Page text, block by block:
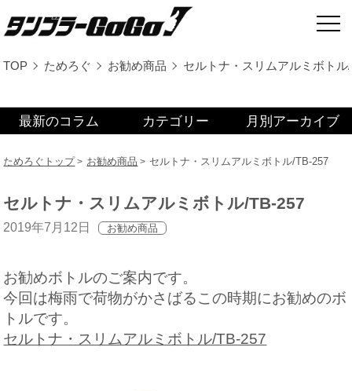
TOP ためろぐ お勧め商品 セルトナ・スリムアルミボトル
ためろぐトップ お勧め商品 セルトナ・スリムアルミボトル/TB-257
セルトナ・スリムアルミボトル/TB-257
2019年7月12日 お勧め商品
お勧めボトルのご案内です。
今回は梅雨で荷物がかさばるこの時期にお勧めのボ
トルです。
セルトナ・スリムアルミボトル/TB-257
最新のコラム カテゴリー 月別アーカイブ